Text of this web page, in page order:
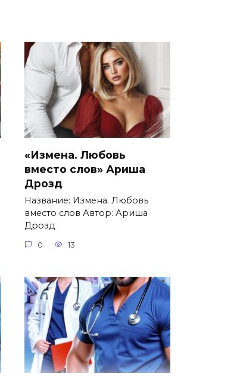
«Измена. Любовь
вместо слов» Ариша
Дрозд
Название: Измена. Любовь
вместо слов Автор: Ариша
Дрозд
0 13